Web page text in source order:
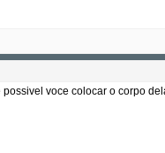
voce colocar o corpo